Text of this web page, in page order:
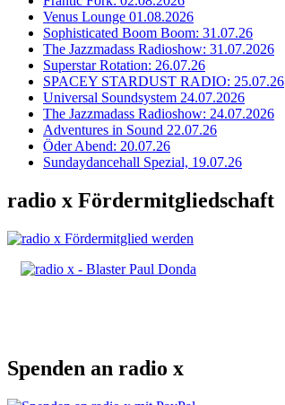
Venus Lounge 01.08.2026
Sophisticated Boom Boom: 31.07.26
The Jazzmadass Radioshow: 31.07.2026
Superstar Rotation: 26.07.26
SPACEY STARDUST RADIO: 25.07.26
Universal Soundsystem 24.07.2026
The Jazzmadass Radioshow: 24.07.2026
Adventures in Sound 22.07.26
Öder Abend: 20.07.26
Sundaydancehall Spezial, 19.07.26
radio x Fördermitgliedschaft
Spenden an radio x